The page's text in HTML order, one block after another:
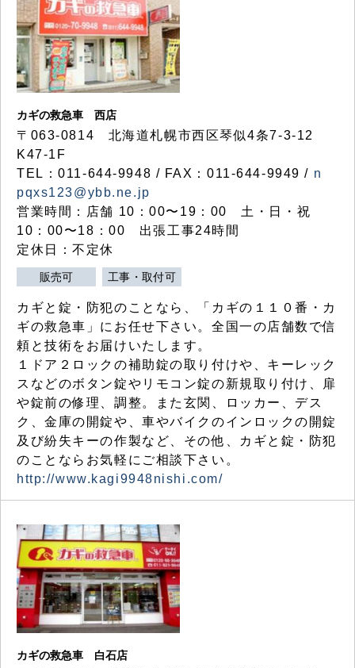
カギの救急車 西店
〒063-0814 北海道札幌市西区琴似4条7-3-12
K47-1F
TEL：011-644-9948 / FAX：011-644-9949 / n
pqxs123@ybb.ne.jp
営業時間：店舗 10：00〜19：00 土・日・祝
10：00〜18：00 出張工事24時間
定休日：不定休
販売可 工事・取付可
カギと錠・防犯のことなら、「カギの１１０番・カ
ギの救急車」にお任せ下さい。全国一の店舗数で信
頼と技術をお届けいたします。
１ドア２ロックの補助錠の取り付けや、キーレック
スなどのボタン錠やリモコン錠の新規取り付け、扉
や錠前の修理、調整。また玄関、ロッカー、デス
ク、金庫の開錠や、車やバイクのインロックの開錠
及び紛失キーの作製など、その他、カギと錠・防犯
のことならお気軽にご相談下さい。
http://www.kagi9948nishi.com/
カギの救急車 白石店